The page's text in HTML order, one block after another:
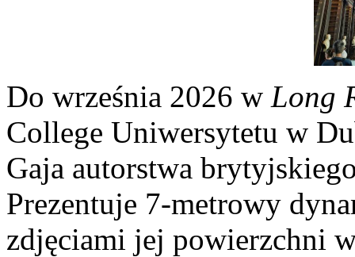
Do września 2026 w Long
College Uniwersytetu w
Gaja autorstwa
Prezentuje 7-metrowy
zdjęciami jej powierzchni